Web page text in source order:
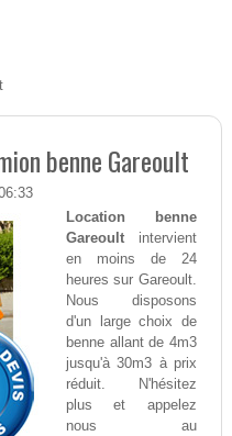
benne Gareoult
Location benne
Gareoultintervient
en moins de 24
heures sur Gareoult.
Nous disposons
d'un large choix de
benne allant de 4m3
jusqu'à 30m3 à prix
réduit. N'hésitez
plus et appelez
nous au